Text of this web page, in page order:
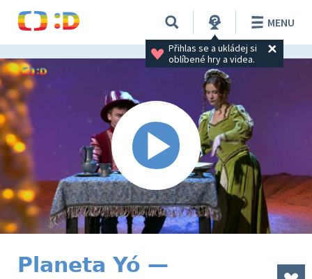
Přihlas se a ukládej si
oblíbené hry a videa.
MENU
Planeta Yó —